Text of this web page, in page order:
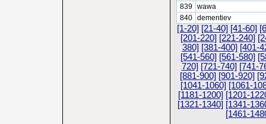
839 wawa
840 dementiev
[1-20] [21-40] [41-60]
[201-220] [221-240]
380] [381-400] [401-
[541-560] [561-580]
720] [721-740] [741-
[881-900] [901-920]
[1041-1060] [1061-
[1181-1200] [1201-
[1321-1340] [1341-
[1461-